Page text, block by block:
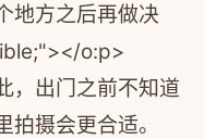
地方之后再做决
o:p>
，出门之前不知道
摄会更合适。